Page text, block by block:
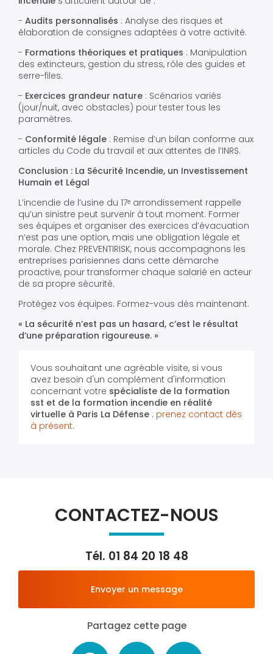
- Audits personnalisés : Analyse des risques et
élaboration de consignes adaptées à votre activité.
- Formations théoriques et pratiques : Manipulation
des extincteurs, gestion du stress, rôle des guides et
serre-files.
- Exercices grandeur nature : Scénarios variés
(jour/nuit, avec obstacles) pour tester tous les
paramètres.
- Conformité légale : Remise d’un bilan conforme aux
articles du Code du travail et aux attentes de l’INRS.
Conclusion : La Sécurité Incendie, un Investissement
Humain et Légal
L’incendie de l’usine du 17ᵉ arrondissement rappelle
qu’un sinistre peut survenir à tout moment. Former
ses équipes et organiser des exercices d’évacuation
n’est pas une option, mais une obligation légale et
morale. Chez PREVENTIRISK, nous accompagnons les
entreprises parisiennes dans cette démarche
proactive, pour transformer chaque salarié en acteur
de sa propre sécurité.
Protégez vos équipes. Formez-vous dès maintenant.
« La sécurité n’est pas un hasard, c’est le résultat
d’une préparation rigoureuse. »
Vous souhaitant une agréable visite, si vous
avez besoin d'un complément d'information
concernant votre spécialiste de la formation
sst et de la formation incendie en réalité
virtuelle à Paris La Défense : prenez contact dès
à présent.
CONTACTEZ-NOUS
Tél. 01 84 20 18 48
Envoyer un message
Partagez cette page
Facebook